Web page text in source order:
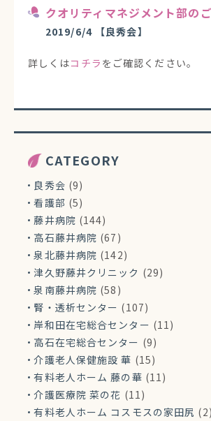
クオリティマネジメント部の
2019/6/4 【良秀会】
詳しくはコチラ をご確認ください。
CATEGORY
良秀会 (9)
看護部 (5)
藤井病院 (144)
高石藤井病院 (67)
泉北藤井病院 (142)
津久野藤井クリニック (29)
泉南藤井病院 (58)
腎・透析センター (107)
岸和田在宅総合センター (11)
高石在宅総合センター (9)
介護老人保健施設 華 (15)
有料老人ホーム 藤の華 (11)
介護医療院 菜の花 (11)
有料老人ホーム コスモスの家田尻 (2)